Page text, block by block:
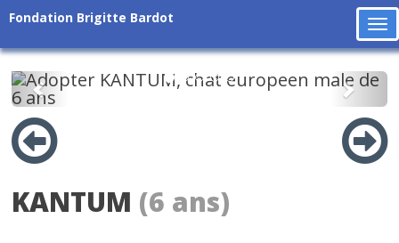
Fondation Brigitte Bardot
Précédent
KANTUM (6 ans)